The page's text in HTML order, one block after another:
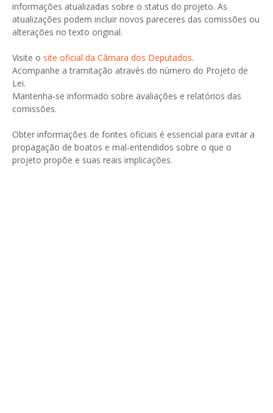
informações atualizadas sobre o status do projeto. As
atualizações podem incluir novos pareceres das comissões ou
alterações no texto original.
Visite o site oficial da Câmara dos Deputados.
Acompanhe a tramitação através do número do Projeto de
Lei.
Mantenha-se informado sobre avaliações e relatórios das
comissões.
Obter informações de fontes oficiais é essencial para evitar a
propagação de boatos e mal-entendidos sobre o que o
projeto propõe e suas reais implicações.